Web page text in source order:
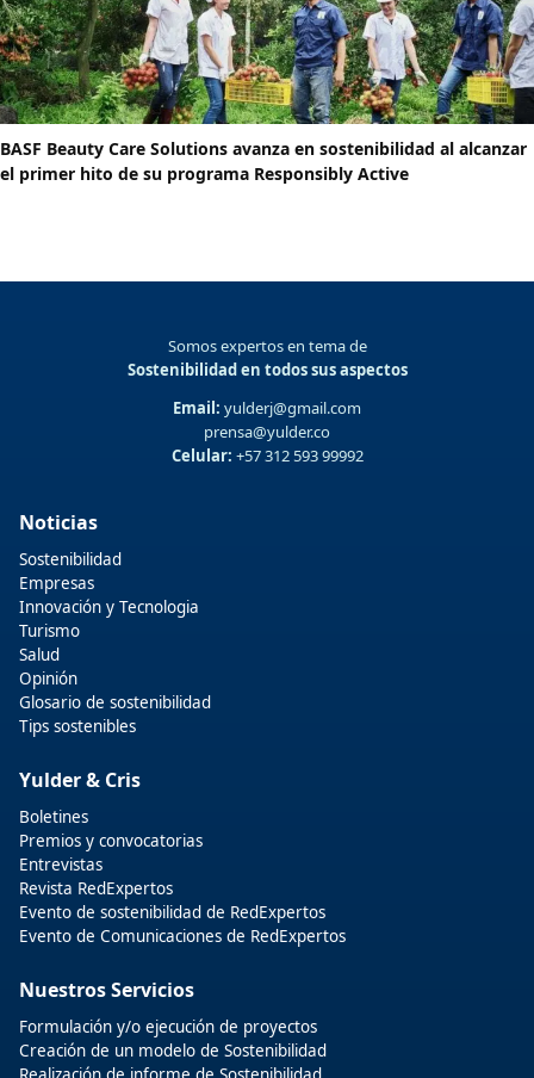
BASF Beauty Care Solutions avanza en sostenibilidad al alcanzar
el primer hito de su programa Responsibly Active
Somos expertos en tema de
Sostenibilidad en todos sus aspectos
Email: yulderj@gmail.com
prensa@yulder.co
Celular: +57 312 593 99992
Noticias
Sostenibilidad
Empresas
Innovación y Tecnologia
Turismo
Salud
Opinión
Glosario de sostenibilidad
Tips sostenibles
Yulder & Cris
Boletines
Premios y convocatorias
Entrevistas
Revista RedExpertos
Evento de sostenibilidad de RedExpertos
Evento de Comunicaciones de RedExpertos
Nuestros Servicios
Formulación y/o ejecución de proyectos
Creación de un modelo de Sostenibilidad